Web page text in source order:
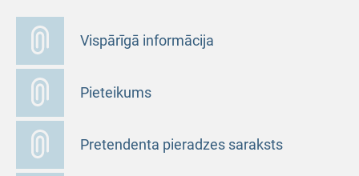
Vispārīgā informācija
Pieteikums
Pretendenta pieradzes saraksts